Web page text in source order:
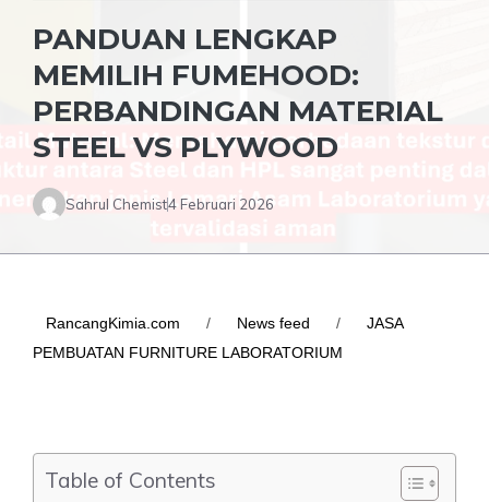
PANDUAN LENGKAP
MEMILIH FUMEHOOD:
PERBANDINGAN MATERIAL
STEEL VS PLYWOOD
Sahrul Chemist4 Februari 2026
RancangKimia.com / News feed /
JASA
PEMBUATAN FURNITURE LABORATORIUM
Table of Contents